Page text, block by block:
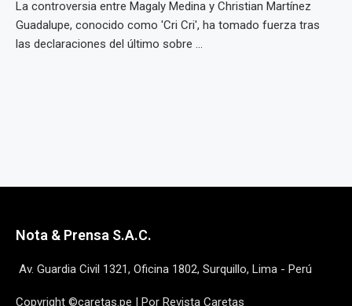
La controversia entre Magaly Medina y Christian Martínez
Guadalupe, conocido como 'Cri Cri', ha tomado fuerza tras
las declaraciones del último sobre ...
Nota & Prensa S.A.C.
Av. Guardia Civil 1321, Oficina 1802, Surquillo, Lima - Perú
Copyright ©caretas.pe | Por Revista Caretas